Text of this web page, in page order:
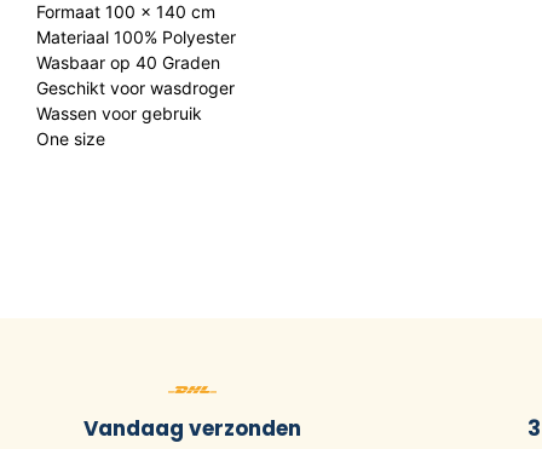
Formaat 100 x 140 cm
Materiaal 100% Polyester
Wasbaar op 40 Graden
Geschikt voor wasdroger
Wassen voor gebruik
One size
Vandaag verzonden